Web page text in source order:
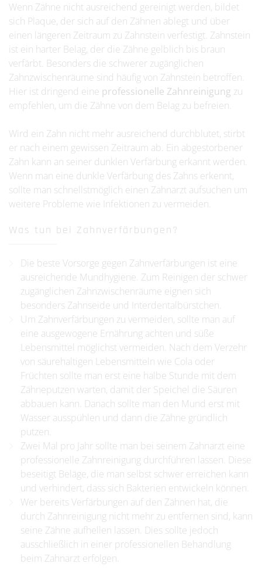
Wenn Zähne nicht ausreichend gereinigt werden, bildet
sich Plaque, der sich auf den Zähnen ablegt und über
einen längeren Zeitraum zu Zahnstein verfestigt. Zahnstein
ist ein harter Belag, der die Zähne gelblich bis braun
verfärbt. Besonders die schwerer zugänglichen
Zahnzwischenräume sind häufig von Zahnstein betroffen.
Hier ist dringend eine professionelle Zahnreinigung zu
empfehlen, um die Zähne von dem Belag zu befreien.
Wird ein Zahn nicht mehr ausreichend durchblutet, stirbt
er nach einem gewissen Zeitraum ab. Ein abgestorbener
Zahn kann an seiner dunklen Verfärbung erkannt werden.
Wenn man eine dunkle Verfärbung des Zahns erkennt,
sollte man schnellstmöglich einen Zahnarzt aufsuchen um
weitere Probleme wie Infektionen zu vermeiden.
Was tun bei Zahnverfärbungen?
Die beste Vorsorge gegen Zahnverfärbungen ist eine
ausreichende Mundhygiene. Zum Reinigen der schwer
zugänglichen Zahnzwischenräume eignen sich
besonders Zahnseide und Interdentalbürstchen.
Um Zahnverfärbungen zu vermeiden, sollte man auf
eine ausgewogene Ernährung achten und süße
Lebensmittel möglichst vermeiden. Nach dem Verzehr
von säurehaltigen Lebensmitteln wie Cola oder
Früchten sollte man erst eine halbe Stunde mit dem
Zähneputzen warten, damit der Speichel die Säuren
abbauen kann. Danach sollte man den Mund erst mit
Wasser ausspühlen und dann die Zähne gründlich
putzen.
Zwei Mal pro Jahr sollte man bei seinem Zahnarzt eine
professionelle Zahnreinigung durchführen lassen. Diese
beseitigt Beläge, die man selbst schwer erreichen kann
und verhindert, dass sich Bakterien entwickeln können.
Wer bereits Verfärbungen auf den Zähnen hat, die
durch Zahnreinigung nicht mehr zu entfernen sind, kann
seine Zähne aufhellen lassen. Dies sollte jedoch
ausschließlich in einer professionellen Behandlung
beim Zahnarzt erfolgen.